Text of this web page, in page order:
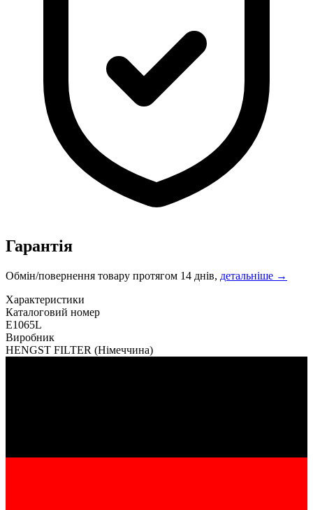
Гарантія
Обмін/повернення товару протягом 14 днів, детальніше →
Характеристики
Каталоговий номер
E1065L
Виробник
HENGST FILTER (Німеччина)